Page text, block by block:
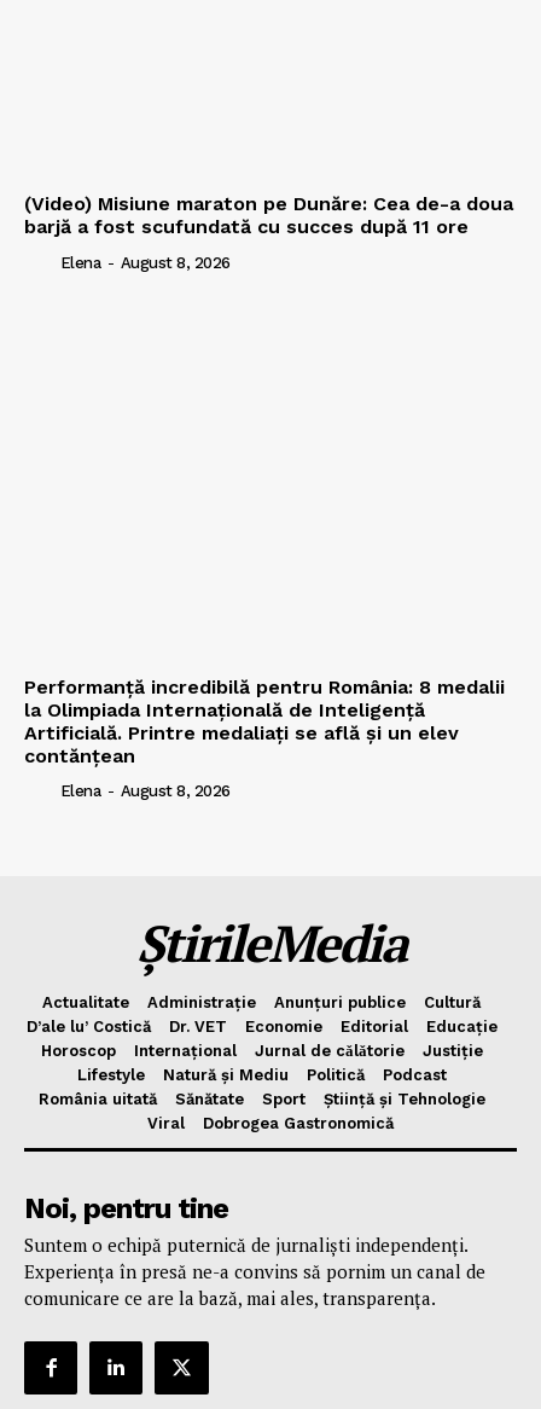
(Video) Misiune maraton pe Dunăre: Cea de-a doua
barjă a fost scufundată cu succes după 11 ore
Elena - August 8, 2026
Performanță incredibilă pentru România: 8 medalii
la Olimpiada Internațională de Inteligență
Artificială. Printre medaliați se află și un elev
contănțean
Elena - August 8, 2026
ȘtirileMedia
Actualitate Administrație Anunțuri publice
Cultură
D’ale lu’ Costică
Dr. VET Economie Editorial
Educație
Horoscop
Internațional Jurnal de cǎlǎtorie
Justiție
Lifestyle
Natură și Mediu Politică
Podcast
România uitată
Sănătate Sport
Știință și Tehnologie
Viral
Dobrogea Gastronomică
Noi, pentru tine
Suntem o echipă puternică de jurnaliști independenți.
Experiența în presă ne-a convins să pornim un canal de
comunicare ce are la bază, mai ales, transparența.